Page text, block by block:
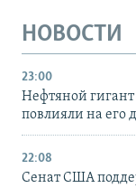
НОВОСТИ
23:00
Нефтяной гигант
повлияли на его
22:08
Сенат США